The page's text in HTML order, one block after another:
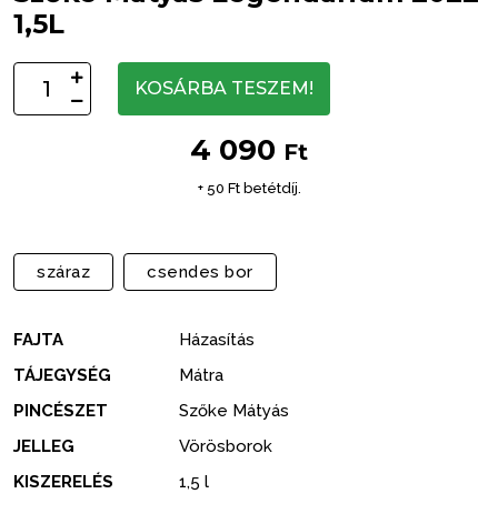
1,5L
KOSÁRBA TESZEM!
4 090 Ft
+ 50 Ft betétdíj.
száraz csendes bor
FAJTA
Házasítás
TÁJEGYSÉG
Mátra
PINCÉSZET
Szőke Mátyás
JELLEG
Vörösborok
KISZERELÉS
1,5 l